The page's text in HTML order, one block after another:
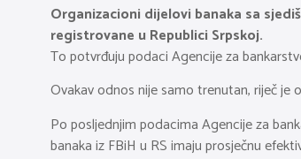
Organizacioni dijelovi banaka sa
registrovane u Republici Srpskoj.
To potvrđuju podaci Agencije za
Ovakav odnos nije samo trenutan, riječ je
Po posljednjim podacima Agencije za
banaka iz FBiH u RS imaju prosječnu